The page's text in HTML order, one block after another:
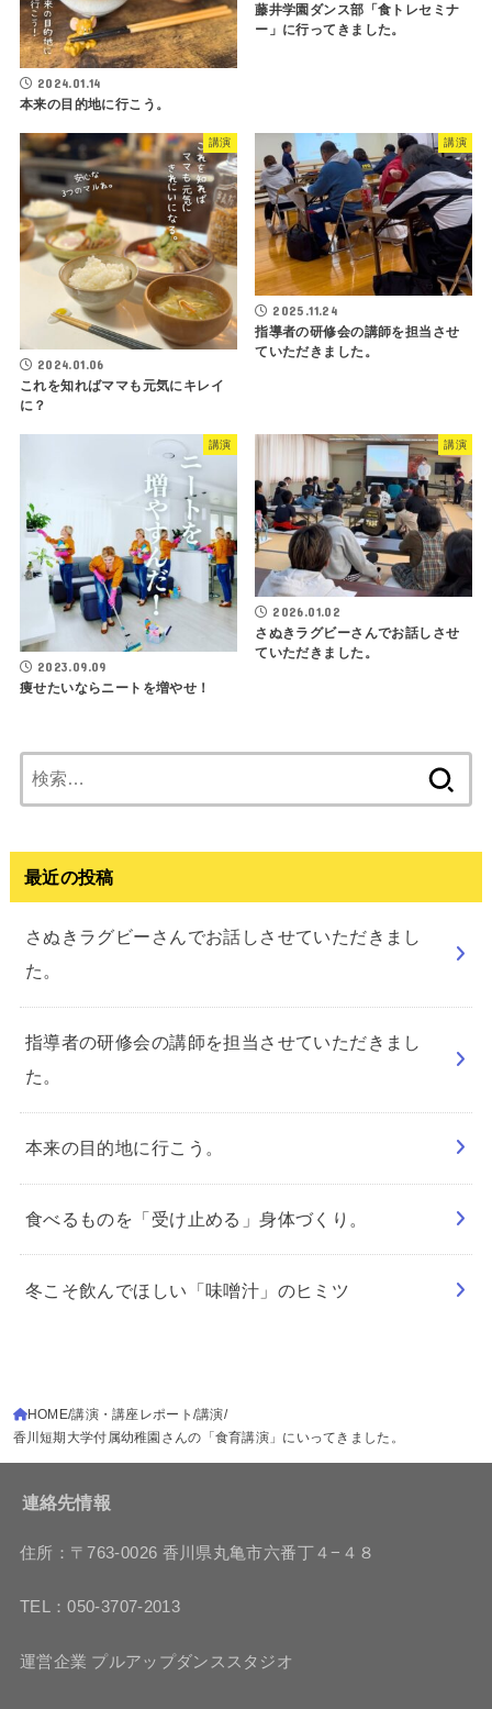
2024.01.14
本来の目的地に行こう。
藤井学園ダンス部「食トレセミナ
ー」に行ってきました。
講演
2024.01.06
これを知ればママも元気にキレイ
に？
講演
2025.11.24
指導者の研修会の講師を担当させ
ていただきました。
講演
2023.09.09
痩せたいならニートを増やせ！
講演
2026.01.02
さぬきラグビーさんでお話しさせ
ていただきました。
索:
最近の投稿
さぬきラグビーさんでお話しさせていただきまし
た。
指導者の研修会の講師を担当させていただきまし
た。
本来の目的地に行こう。
食べるものを「受け止める」身体づくり。
冬こそ飲んでほしい「味噌汁」のヒミツ
HOME 講演・講座レポート 講演
香川短期大学付属幼稚園さんの「食育講演」にいってきました。
連絡先情報
住所：〒763-0026 香川県丸亀市六番丁４−４８
TEL：050-3707-2013
運営企業 プルアップダンススタジオ